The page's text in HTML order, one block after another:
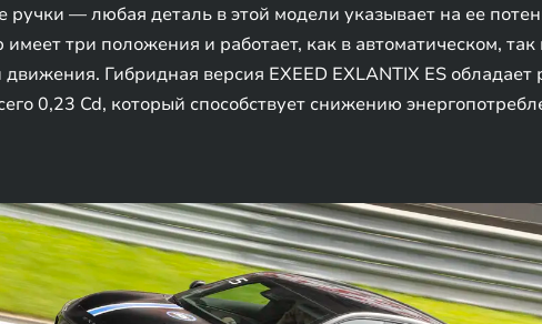
— любая деталь в этой модели указывает на ее
три положения и работает, как в автоматическом, так
Гибридная версия EXEED EXLANTIX ES обладает
0,23 Cd, который способствует снижению